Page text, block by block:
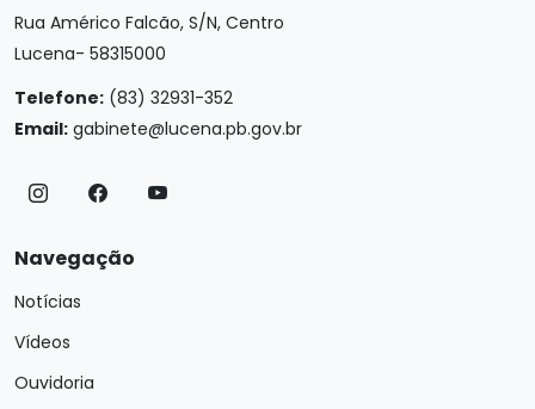
Rua Américo Falcão, S/N, Centro
Lucena- 58315000
Telefone: (83) 32931-352
Email: gabinete@lucena.pb.gov.br
Navegação
Notícias
Vídeos
Ouvidoria